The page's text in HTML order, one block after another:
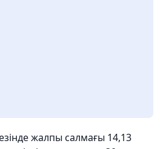
жалпы салмағы 14,13